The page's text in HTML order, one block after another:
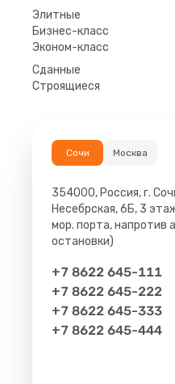
Элитные
Бизнес-класс
Эконом-класс
Сданные
Строящиеся
Сочи Москва
354000, Россия, г.
Несебрская, 6Б, 3
мор. порта, напротив
остановки)
+7 8622 645-111
+7 8622 645-222
+7 8622 645-333
+7 8622 645-444